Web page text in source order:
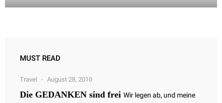
MUST READ
Travel August 28, 2010
Die GEDANKEN sind frei Wir legen ab, und meine